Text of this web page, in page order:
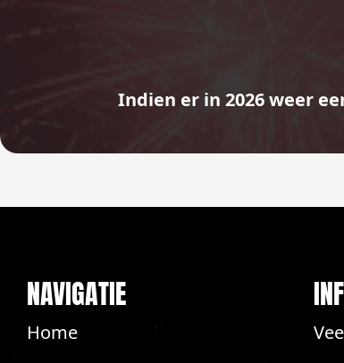
Indien er in 2026 weer
NAVIGATIE
Home